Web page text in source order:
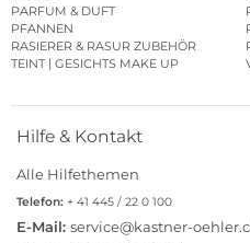
PARFUM & DUFT
PFANNEN
RASIERER & RASUR ZUBEHÖR
TEINT | GESICHTS MAKE UP
Hilfe & Kontakt
Alle Hilfethemen
Telefon: + 41 445 / 22 0 100
E-Mail: service@kastner-